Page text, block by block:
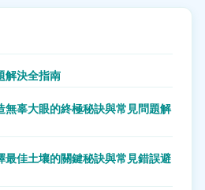
解決全指南
辜大眼的終極秘訣與常見問題解
佳土壤的關鍵秘訣與常見錯誤避